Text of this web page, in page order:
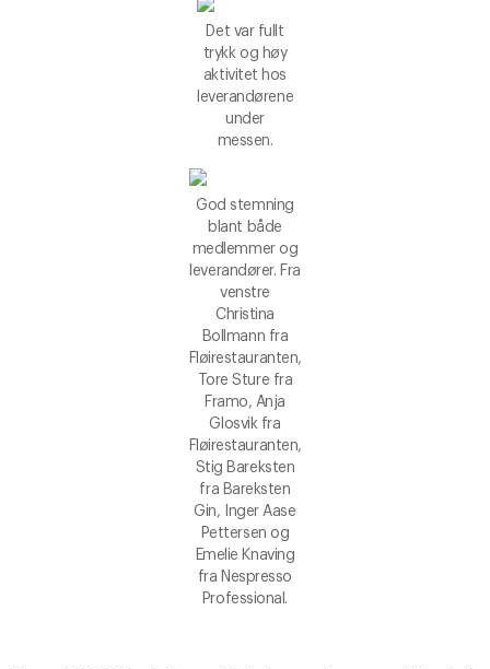
Det var fullt
trykk og høy
aktivitet hos
leverandørene
under
messen.
God stemning
blant både
medlemmer og
leverandører. Fra
venstre
Christina
Bollmann fra
Fløirestauranten,
Tore Sture fra
Framo, Anja
Glosvik fra
Fløirestauranten,
Stig Bareksten
fra Bareksten
Gin, Inger Aase
Pettersen og
Emelie Knaving
fra Nespresso
Professional.